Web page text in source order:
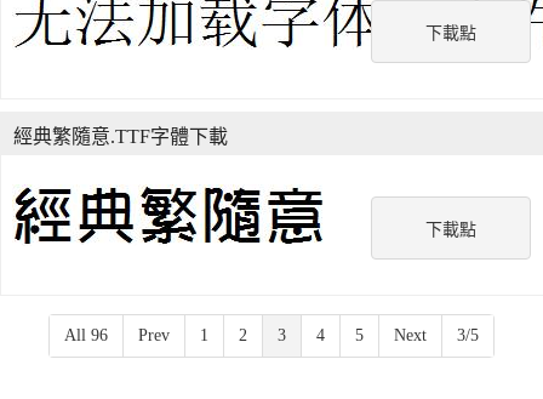
下載點
下載點
經典繁隨意.TTF字體下載
All 96 Prev 1 2 3 4 5 Next 3/5